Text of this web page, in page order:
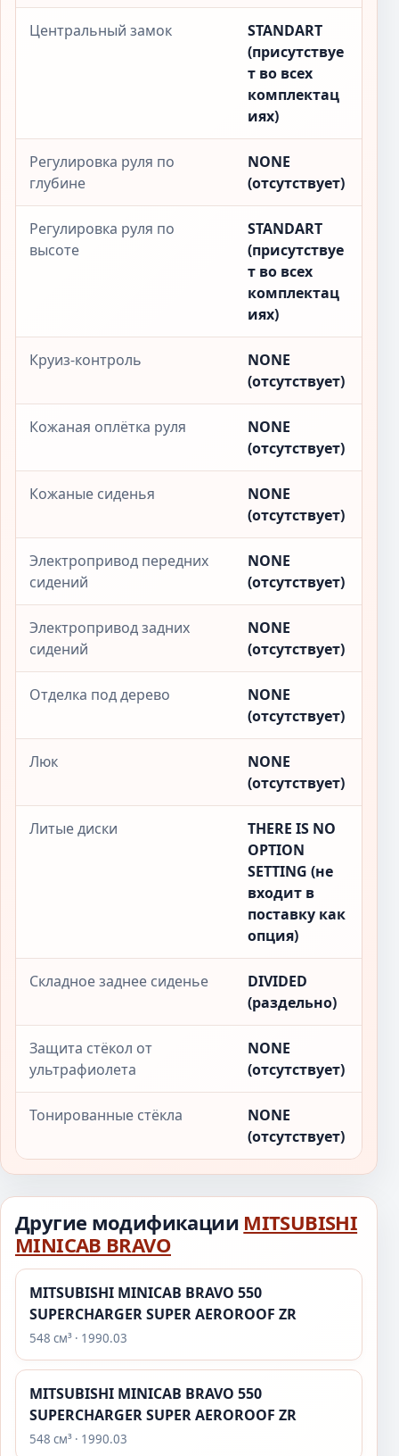
Центральный замок
STANDART
(присутствуе
т во всех
комплектац
иях)
Регулировка руля по
глубине
NONE
(отсутствует)
Регулировка руля по
высоте
STANDART
(присутствуе
т во всех
комплектац
иях)
Круиз-контроль
NONE
(отсутствует)
Кожаная оплётка руля
NONE
(отсутствует)
Кожаные сиденья
NONE
(отсутствует)
Электропривод передних
сидений
NONE
(отсутствует)
Электропривод задних
сидений
NONE
(отсутствует)
Отделка под дерево
NONE
(отсутствует)
Люк
NONE
(отсутствует)
Литые диски
THERE IS NO
OPTION
SETTING (не
входит в
поставку как
опция)
Складное заднее сиденье
DIVIDED
(раздельно)
Защита стёкол от
ультрафиолета
NONE
(отсутствует)
Тонированные стёкла
NONE
(отсутствует)
Другие модификации MITSUBISHI
MINICAB BRAVO
MITSUBISHI MINICAB BRAVO 550
SUPERCHARGER SUPER AEROROOF ZR
548 см³ · 1990.03
MITSUBISHI MINICAB BRAVO 550
SUPERCHARGER SUPER AEROROOF ZR
548 см³ · 1990.03